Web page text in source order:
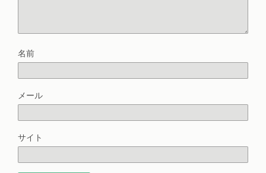
名前
メール
サイト